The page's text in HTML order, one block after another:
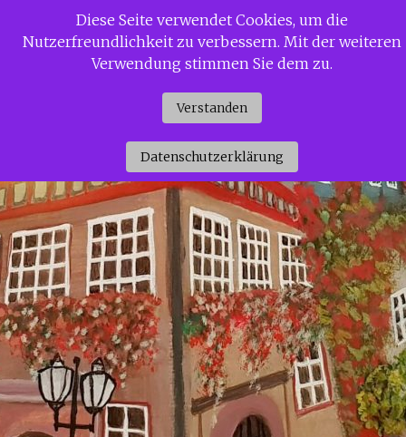
InhaltSiggi Gerdaus Welt
Diese Seite verwendet Cookies, um die
Nutzerfreundlichkeit zu verbessern. Mit der weiteren
Verwendung stimmen Sie dem zu.
Verstanden
Datenschutzerklärung